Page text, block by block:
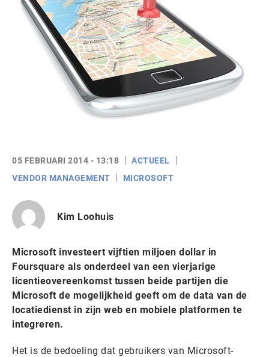
05 FEBRUARI 2014 - 13:18
ACTUEEL
VENDOR MANAGEMENT
MICROSOFT
Kim Loohuis
Microsoft investeert vijftien miljoen dollar in
Foursquare als onderdeel van een vierjarige
licentieovereenkomst tussen beide partijen die
Microsoft de mogelijkheid geeft om de data van de
locatiedienst in zijn web en mobiele platformen te
integreren.
Het is de bedoeling dat gebruikers van Microsoft-